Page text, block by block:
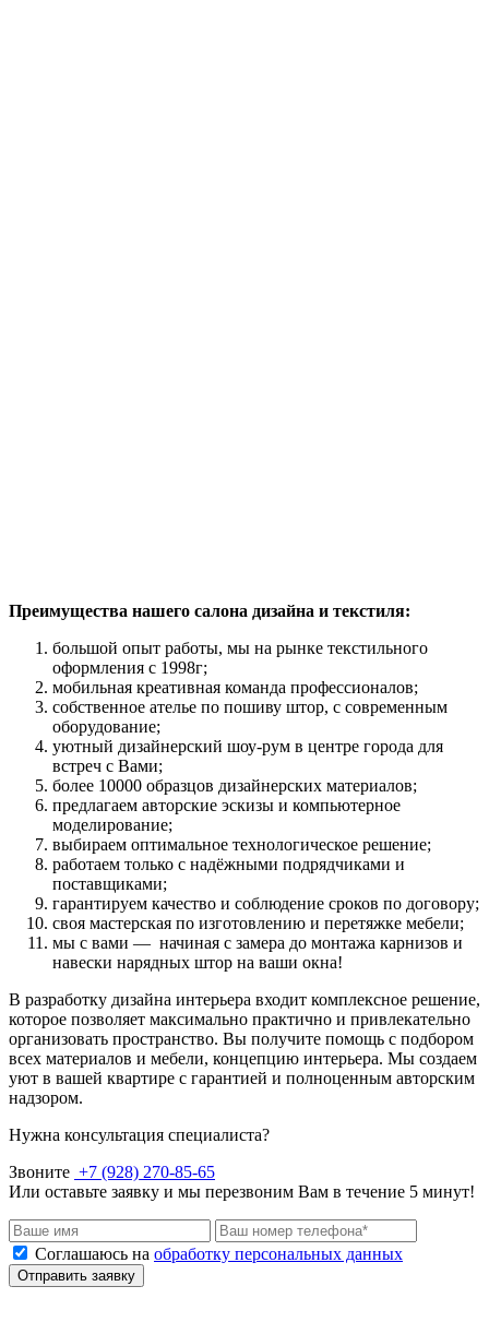
Преимущества нашего салона дизайна и текстиля:
большой опыт работы, мы на рынке текстильного
оформления с 1998г;
мобильная креативная команда профессионалов;
собственное ателье по пошиву штор, с современным
оборудование;
уютный дизайнерский шоу-рум в центре города для
встреч с Вами;
более 10000 образцов дизайнерских материалов;
предлагаем авторские эскизы и компьютерное
моделирование;
выбираем оптимальное технологическое решение;
работаем только с надёжными подрядчиками и
поставщиками;
гарантируем качество и соблюдение сроков по договору;
своя мастерская по изготовлению и перетяжке мебели;
мы с вами — начиная с замера до монтажа карнизов и
навески нарядных штор на ваши окна!
В разработку дизайна интерьера входит комплексное решение,
которое позволяет максимально практично и привлекательно
организовать пространство. Вы получите помощь с подбором
всех материалов и мебели, концепцию интерьера. Мы создаем
уют в вашей квартире с гарантией и полноценным авторским
надзором.
Нужна консультация специалиста?
Звоните +7 (928) 270-85-65
Или оставьте заявку и мы перезвоним Вам в течение 5 минут!
Соглашаюсь на обработку персональных данных
Отправить заявку